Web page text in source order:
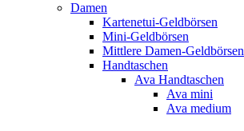
Damen
Kartenetui-Geldbörsen
Mini-Geldbörsen
Mittlere Damen-Geldbörsen
Handtaschen
Ava Handtaschen
Ava mini
Ava medium